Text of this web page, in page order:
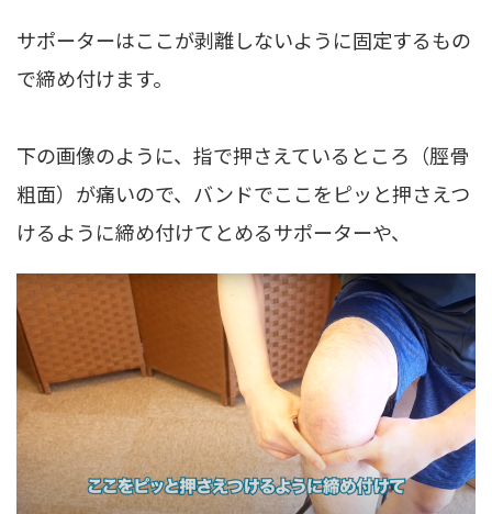
サポーターはここが剥離しないように固定するもの
で締め付けます。
下の画像のように、指で押さえているところ（脛骨
粗面）が痛いので、バンドでここをピッと押さえつ
けるように締め付けてとめるサポーターや、